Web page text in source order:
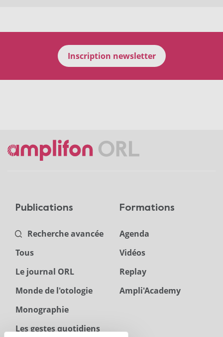
Inscription newsletter
Publications
Recherche avancée
Tous
Le journal ORL
Monde de l'otologie
Monographie
Les gestes quotidiens
Formations
Agenda
Vidéos
Replay
Ampli'Academy